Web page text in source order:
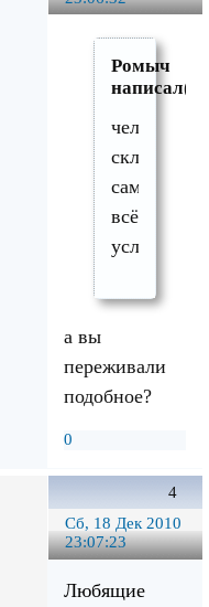
Ромыч
человек
склонен
сам
всё
усложнять
а вы
переживали
подобное?
0
4
Сб, 18 Дек 2010
23:07:23
Любящие